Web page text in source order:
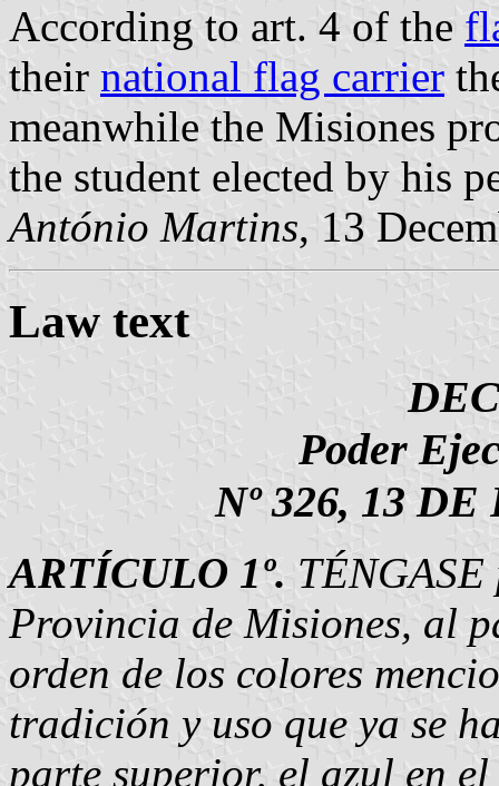
According to art. 4 of the
their national flag carrier
meanwhile the Misiones
the student elected by his
António Martins, 13
Law text
Poder
Nº 326, 13
ARTÍCULO 1º.
Provincia de Misiones, al
orden de los colores
tradición y uso que ya se
parte superior, el azul en